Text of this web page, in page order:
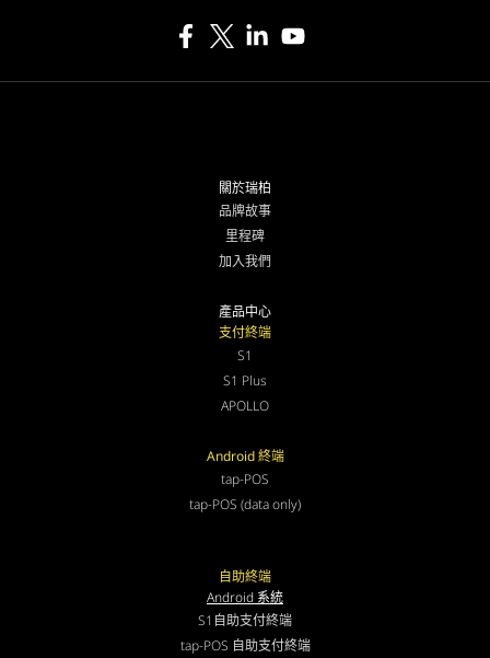
關於瑞柏
品牌故事
里程碑
加入我們
產品中心
支付終端
S1
S1 Plus
APOLLO
Android 終端
tap-POS
tap-POS (data only)
自助終端
Android 系統
S1自助支付終端
tap-POS 自助支付終端